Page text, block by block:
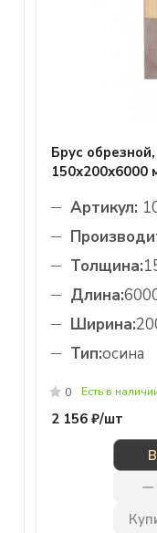
Брус
150х200х6000
Артикул:
Толщина:
Длина:
Ширина:
Тип:осина
0 Есть в
2 156 ₽/шт